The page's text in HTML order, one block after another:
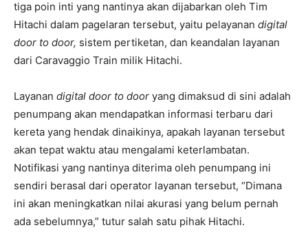
tiga poin inti yang nantinya akan dijabarkan oleh Tim
Hitachi dalam pagelaran tersebut, yaitu pelayanan digital
door to door, sistem pertiketan, dan keandalan layanan
dari Caravaggio Train milik Hitachi.
Layanan digital door to door yang dimaksud di sini adalah
penumpang akan mendapatkan informasi terbaru dari
kereta yang hendak dinaikinya, apakah layanan tersebut
akan tepat waktu atau mengalami keterlambatan.
Notifikasi yang nantinya diterima oleh penumpang ini
sendiri berasal dari operator layanan tersebut, “Dimana
ini akan meningkatkan nilai akurasi yang belum pernah
ada sebelumnya,” tutur salah satu pihak Hitachi.